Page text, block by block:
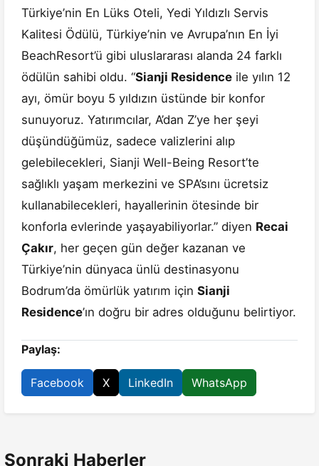
Türkiye’nin En Lüks Oteli, Yedi Yıldızlı Servis
Kalitesi Ödülü, Türkiye’nin ve Avrupa’nın En İyi
BeachResort’ü gibi uluslararası alanda 24 farklı
ödülün sahibi oldu. “Sianji Residence ile yılın 12
ayı, ömür boyu 5 yıldızın üstünde bir konfor
sunuyoruz. Yatırımcılar, A’dan Z’ye her şeyi
düşündüğümüz, sadece valizlerini alıp
gelebilecekleri, Sianji Well-Being Resort’te
sağlıklı yaşam merkezini ve SPA’sını ücretsiz
kullanabilecekleri, hayallerinin ötesinde bir
konforla evlerinde yaşayabiliyorlar.” diyen Recai
Çakır, her geçen gün değer kazanan ve
Türkiye’nin dünyaca ünlü destinasyonu
Bodrum’da ömürlük yatırım için Sianji
Residence’ın doğru bir adres olduğunu belirtiyor.
Paylaş:
Facebook X LinkedIn WhatsApp
Sonraki Haberler